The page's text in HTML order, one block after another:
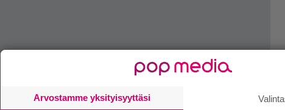
Arvostamme yksityisyyttäsi